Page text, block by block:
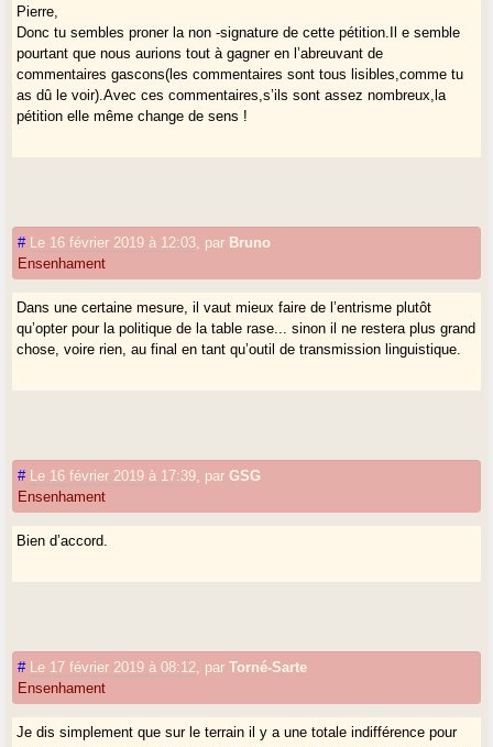
Pierre,
Donc tu sembles proner la non -signature de cette pétition.Il e semble
pourtant que nous aurions tout à gagner en l’abreuvant de
commentaires gascons(les commentaires sont tous lisibles,comme tu
as dû le voir).Avec ces commentaires,s’ils sont assez nombreux,la
pétition elle même change de sens !
# Le 16 février 2019 à 12:03 par Bruno
Ensenhament
Dans une certaine mesure, il vaut mieux faire de l’entrisme plutôt
qu’opter pour la politique de la table rase... sinon il ne restera plus grand
chose, voire rien, au final en tant qu’outil de transmission linguistique.
# Le 16 février 2019 à 17:39 parGSG
Ensenhament
Bien d’accord.
# Le 17 février 2019 à 08:12 parTorné-Sarte
Ensenhament
Je dis simplement que sur le terrain il y a une totale indifférence pour